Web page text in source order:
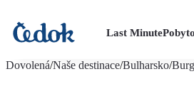
Last Minute
Dovolená/Naše destinace/Bulharsko/